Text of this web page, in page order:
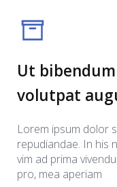
Ut
volutpat
Lorem ipsum dolor
repudiandae. In his
vim ad prima
pro, mea aperiam